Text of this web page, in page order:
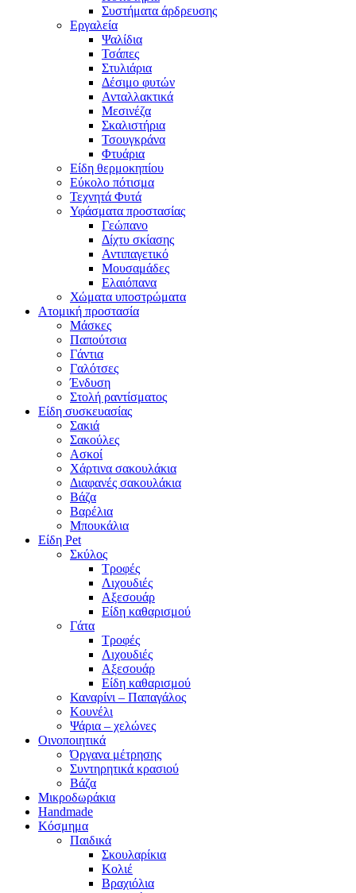
Συστήματα άρδρευσης
Εργαλεία
Ψαλίδια
Τσάπες
Στυλιάρια
Δέσιμο φυτών
Ανταλλακτικά
Μεσινέζα
Σκαλιστήρια
Τσουγκράνα
Φτυάρια
Είδη θερμοκηπίου
Εύκολο πότισμα
Τεχνητά Φυτά
Υφάσματα προστασίας
Γεώπανο
Δίχτυ σκίασης
Αντιπαγετικό
Μουσαμάδες
Ελαιόπανα
Χώματα υποστρώματα
Ατομική προστασία
Μάσκες
Παπούτσια
Γάντια
Γαλότσες
Ένδυση
Στολή ραντίσματος
Είδη συσκευασίας
Σακιά
Σακούλες
Ασκοί
Χάρτινα σακουλάκια
Διαφανές σακουλάκια
Βάζα
Βαρέλια
Μπουκάλια
Είδη Pet
Σκύλος
Τροφές
Λιχουδιές
Αξεσουάρ
Είδη καθαρισμού
Γάτα
Τροφές
Λιχουδιές
Αξεσουάρ
Είδη καθαρισμού
Καναρίνι – Παπαγάλος
Κουνέλι
Ψάρια – χελώνες
Οινοποιητικά
Όργανα μέτρησης
Συντηρητικά κρασιού
Βάζα
Μικροδωράκια
Handmade
Κόσμημα
Παιδικά
Σκουλαρίκια
Κολιέ
Βραχιόλια